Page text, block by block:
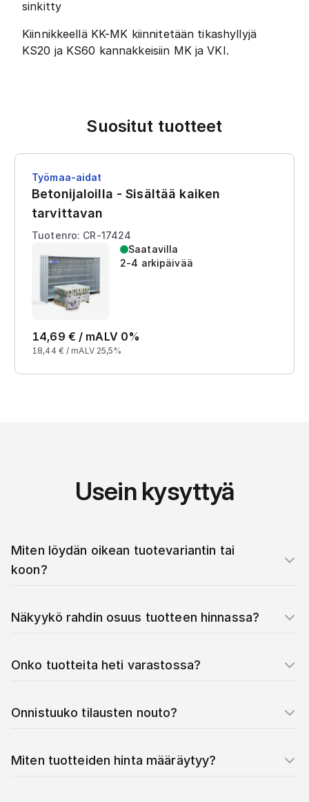
sinkitty
Kiinnikkeellä KK-MK kiinnitetään tikashyllyjä
KS20 ja KS60 kannakkeisiin MK ja VKI.
Suositut tuotteet
Työmaa-aidat
Betonijaloilla - Sisältää kaiken
tarvittavan
Tuotenro: CR-17424
Saatavilla
2-4 arkipäivää
14,69 € / mALV 0%
18,44 € / mALV 25,5%
Usein kysyttyä
Miten löydän oikean tuotevariantin tai
koon?
Näkyykö rahdin osuus tuotteen hinnassa?
Onko tuotteita heti varastossa?
Onnistuuko tilausten nouto?
Miten tuotteiden hinta määräytyy?